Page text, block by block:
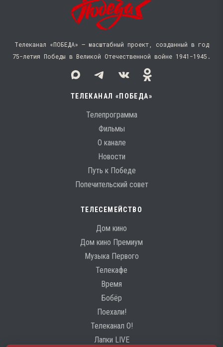
Телеканал «ПОБЕДА» — масштабный проект, созданный в год
75-летия Победы в Великой Отечественной войне 1941−1945.
ТЕЛЕКАНАЛ «ПОБЕДА»
Телепрограмма
Фильмы
О канале
Новости
Путь к Победе
Попечительский совет
ТЕЛЕСЕМЕЙСТВО
Дом кино
Дом кино Премиум
Музыка Первого
Телекафе
Время
Бобёр
Поехали!
Телеканал О!
Лапки LIVE